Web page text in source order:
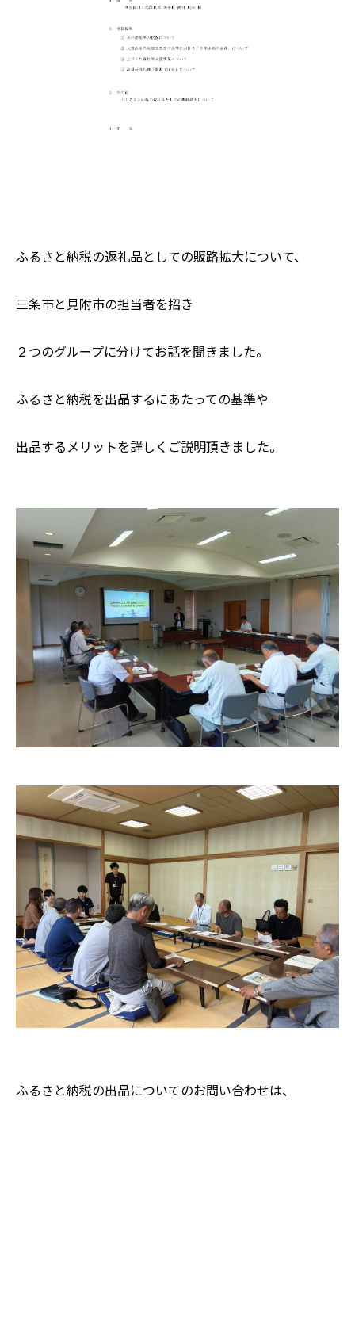
ふるさと納税の返礼品としての販路拡大について、
三条市と見附市の担当者を招き
２つのグループに分けてお話を聞きました。
ふるさと納税を出品するにあたっての基準や
出品するメリットを詳しくご説明頂きました。
ふるさと納税の出品についてのお問い合わせは、